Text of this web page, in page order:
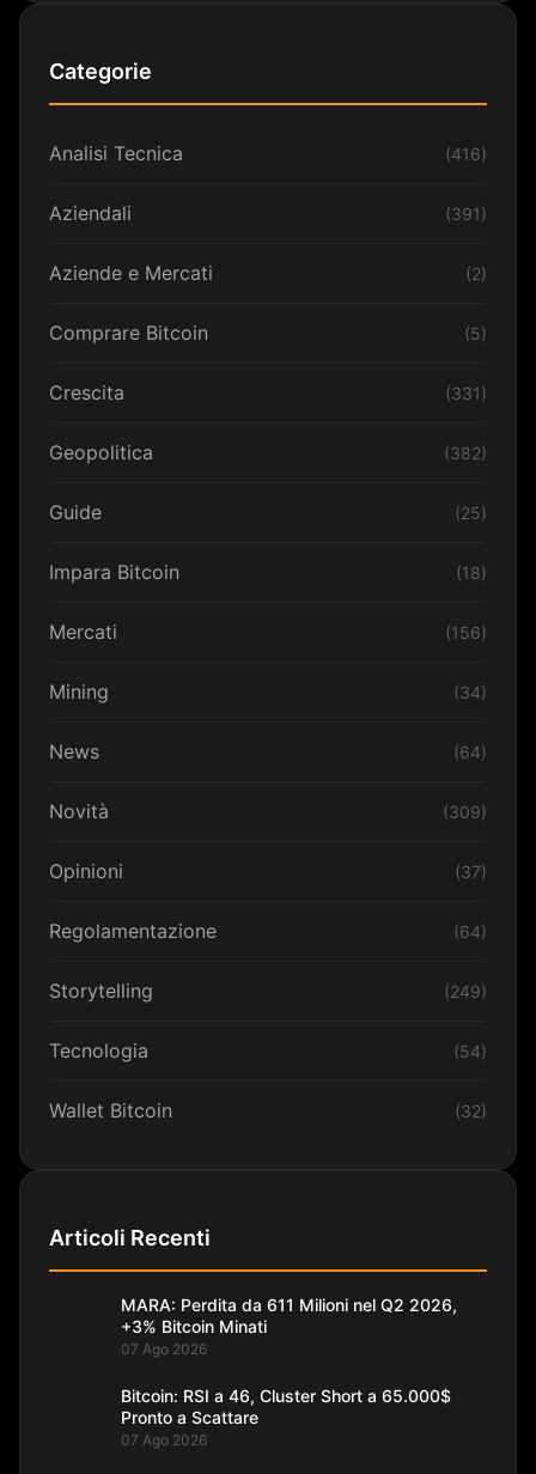
Categorie
Analisi Tecnica (416)
Aziendali (391)
Aziende e Mercati (2)
Comprare Bitcoin (5)
Crescita (331)
Geopolitica (382)
Guide (25)
Impara Bitcoin (18)
Mercati (156)
Mining (34)
News (64)
Novità (309)
Opinioni (37)
Regolamentazione (64)
Storytelling (249)
Tecnologia (54)
Wallet Bitcoin (32)
Articoli Recenti
MARA: Perdita da 611 Milioni nel Q2 2026,
+3% Bitcoin Minati
07 Ago 2026
Bitcoin: RSI a 46, Cluster Short a 65.000$
Pronto a Scattare
07 Ago 2026